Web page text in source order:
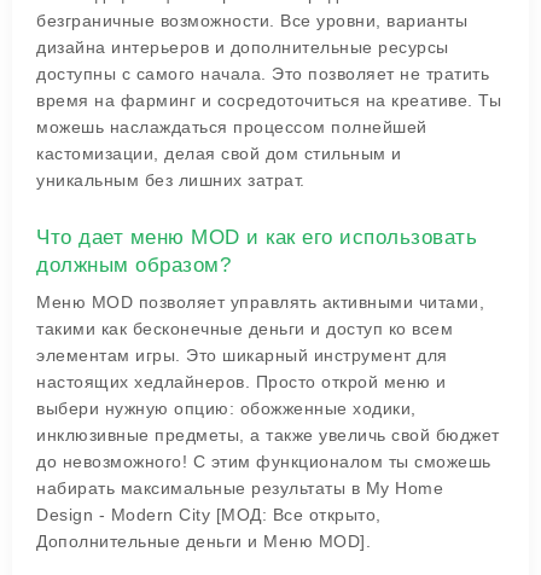
безграничные возможности. Все уровни, варианты
дизайна интерьеров и дополнительные ресурсы
доступны с самого начала. Это позволяет не тратить
время на фарминг и сосредоточиться на креативе. Ты
можешь наслаждаться процессом полнейшей
кастомизации, делая свой дом стильным и
уникальным без лишних затрат.
Что дает меню MOD и как его использовать
должным образом?
Меню MOD позволяет управлять активными читами,
такими как бесконечные деньги и доступ ко всем
элементам игры. Это шикарный инструмент для
настоящих хедлайнеров. Просто открой меню и
выбери нужную опцию: обожженные ходики,
инклюзивные предметы, а также увеличь свой бюджет
до невозможного! С этим функционалом ты сможешь
набирать максимальные результаты в My Home
Design - Modern City [МОД: Все открыто,
Дополнительные деньги и Меню MOD].